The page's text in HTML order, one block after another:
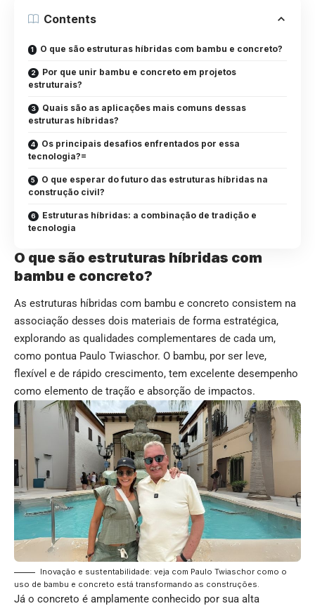
Contents
O que são estruturas híbridas com bambu e concreto?
Por que unir bambu e concreto em projetos
estruturais?
Quais são as aplicações mais comuns dessas
estruturas híbridas?
Os principais desafios enfrentados por essa
tecnologia?=
O que esperar do futuro das estruturas híbridas na
construção civil?
Estruturas híbridas: a combinação de tradição e
tecnologia
O que são estruturas híbridas com
bambu e concreto?
As estruturas híbridas com bambu e concreto consistem na
associação desses dois materiais de forma estratégica,
explorando as qualidades complementares de cada um,
como pontua Paulo Twiaschor. O bambu, por ser leve,
flexível e de rápido crescimento, tem excelente desempenho
como elemento de tração e absorção de impactos.
Inovação e sustentabilidade: veja com Paulo Twiaschor como o
uso de bambu e concreto está transformando as construções.
Já o concreto é amplamente conhecido por sua alta